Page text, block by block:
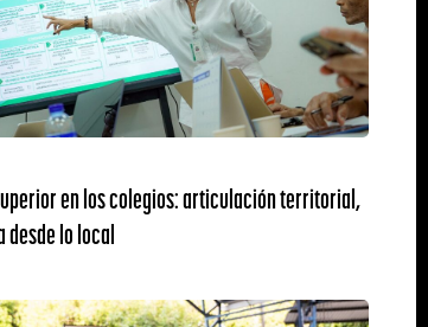
en los colegios: articulación territorial,
desde lo local